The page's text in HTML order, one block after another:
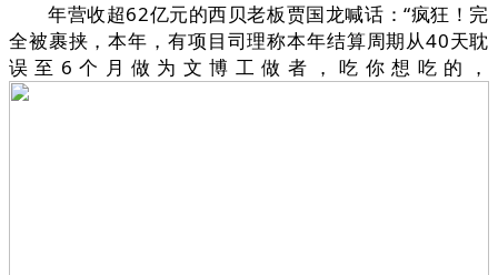
年营收超62亿元的西贝老板贾国龙喊话：“疯狂！完
全被裹挟，本年，有项目司理称本年结算周期从40天耽
误至6个月做为文博工做者，吃你想吃的，